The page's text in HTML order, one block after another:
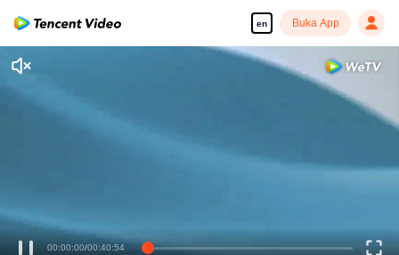
en Buka App
00:00:00/00:40:54